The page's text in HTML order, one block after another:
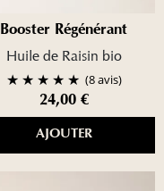
Booster Régénérant
Huile de Raisin bio
(8 avis)
24,00 €
AJOUTER